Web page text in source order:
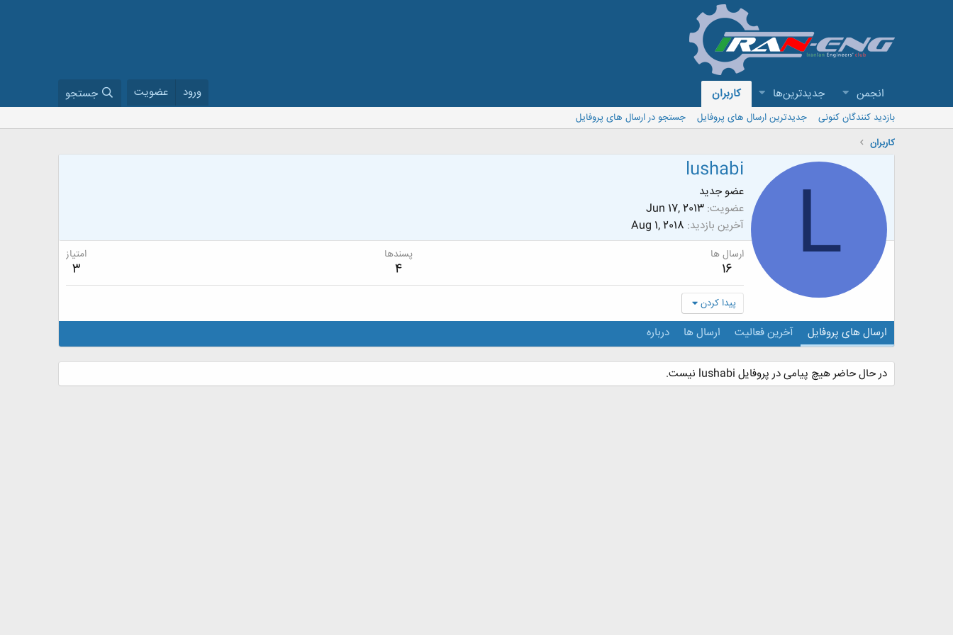
انجمن جدیدترین‌ها کاربران ورود عضویت جستجو
بازدید کنندگان کنونی جدیدترین ارسال های پروفایل
جستجو در ارسال های پروفایل
کاربران
L
lushabi
عضو جدید
عضویت Jun 17, 2013
آخرین بازدید Aug 1, 2018
ارسال ها
16
پسندها
4
امتیاز
3
پیدا کردن
ارسال های پروفایل آخرین فعالیت ارسال ها درباره
در حال حاضر هیچ پیامی در پروفایل lushabi نیست.